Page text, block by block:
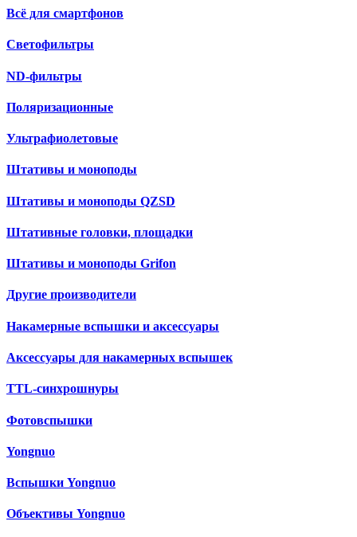
Всё для смартфонов
Светофильтры
ND-фильтры
Поляризационные
Ультрафиолетовые
Штативы и моноподы
Штативы и моноподы QZSD
Штативные головки, площадки
Штативы и моноподы Grifon
Другие производители
Накамерные вспышки и аксессуары
Аксессуары для накамерных вспышек
TTL-синхрошнуры
Фотовспышки
Yongnuo
Вспышки Yongnuo
Объективы Yongnuo